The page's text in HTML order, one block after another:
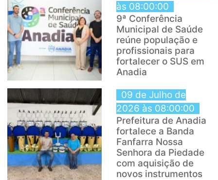
às 08:00:00
9ª Conferência
Municipal de Saúde
reúne população e
profissionais para
fortalecer o SUS em
Anadia
09 de Julho de
2026 às 08:00:00
Prefeitura de Anadia
fortalece a Banda
Fanfarra Nossa
Senhora da Piedade
com aquisição de
novos instrumentos